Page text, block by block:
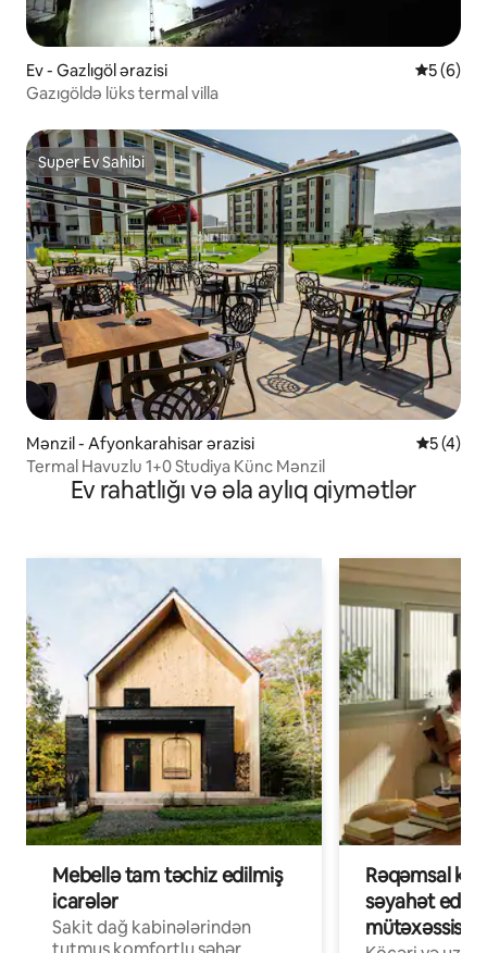
Ev - Gazlıgöl ərazisi
5 (6)
Gazıgöldə lüks termal villa
Super Ev Sahibi
Super Ev Sahibi
Mənzil - Afyonkarahisar ərazisi
5 (4)
Termal Havuzlu 1+0 Studiya Künc Mənzil
Ev rahatlığı və əla aylıq qiymətlər
Mebellə tam təchiz edilmiş
icarələr
Sakit dağ kabinələrindən
Rəqəmsal
səyahət edən
mütəxəssislər